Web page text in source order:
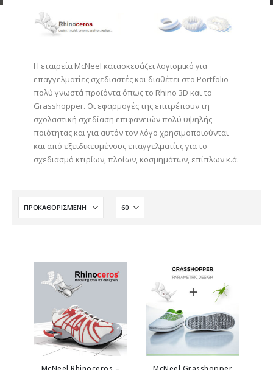
H εταιρεία McNeel κατασκευάζει λογισμικό για
επαγγελματίες σχεδιαστές και διαθέτει στο Portfolio
πολύ γνωστά προϊόντα όπως το Rhino 3D και το
Grasshopper. Οι εφαρμογές της επιτρέπουν τη
σχολαστική σχεδίαση επιφανειών πολύ υψηλής
ποιότητας και για αυτόν τον λόγο χρησιμοποιούνται
και από εξειδικευμένους επαγγελματίες για το
σχεδιασμό κτιρίων, πλοίων, κοσμημάτων, επίπλων κ.ά.